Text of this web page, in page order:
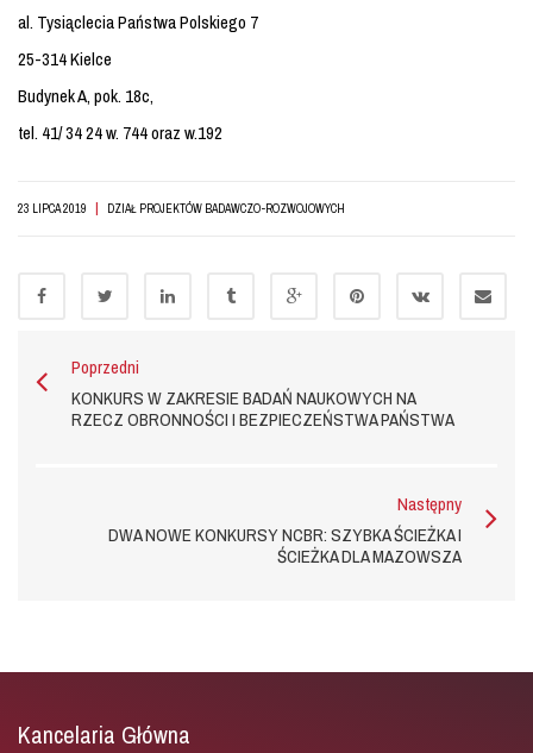
al. Tysiąclecia Państwa Polskiego 7
25-314 Kielce
Budynek A, pok. 18c,
tel. 41/ 34 24 w. 744 oraz w.192
23 LIPCA 2019 | DZIAŁ PROJEKTÓW BADAWCZO-ROZWOJOWYCH
Poprzedni
KONKURS W ZAKRESIE BADAŃ NAUKOWYCH NA
RZECZ OBRONNOŚCI I BEZPIECZEŃSTWA PAŃSTWA
Następny
DWA NOWE KONKURSY NCBR: SZYBKA ŚCIEŻKA I
ŚCIEŻKA DLA MAZOWSZA
Kancelaria Główna